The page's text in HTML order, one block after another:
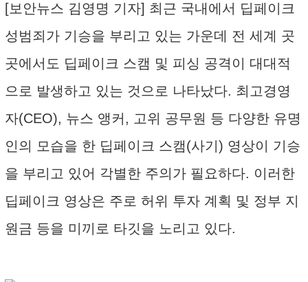
[보안뉴스 김영명 기자] 최근 국내에서 딥페이크
성범죄가 기승을 부리고 있는 가운데 전 세계 곳
곳에서도 딥페이크 스캠 및 피싱 공격이 대대적
으로 발생하고 있는 것으로 나타났다. 최고경영
자(CEO), 뉴스 앵커, 고위 공무원 등 다양한 유명
인의 모습을 한 딥페이크 스캠(사기) 영상이 기승
을 부리고 있어 각별한 주의가 필요하다. 이러한
딥페이크 영상은 주로 허위 투자 계획 및 정부 지
원금 등을 미끼로 타깃을 노리고 있다.